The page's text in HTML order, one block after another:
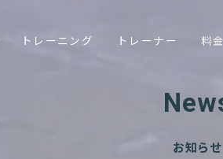
トレーニング トレーナー 料金
お知らせ